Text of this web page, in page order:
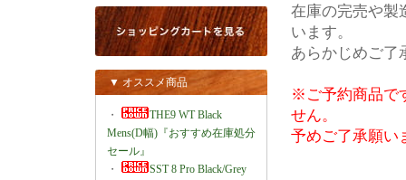
▼ オススメ商品
・
THE9 WT Black
Mens(D幅)『おすすめ在庫処分
セール』
・
SST 8 Pro Black/Grey
在庫の完売や製
います。
あらかじめご了
※ご予約商品で
せん。
予めご了承願い